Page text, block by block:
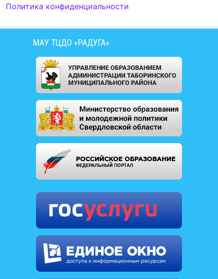
Политика конфиденциальности
МАУ ТЦДО «РАДУГА»